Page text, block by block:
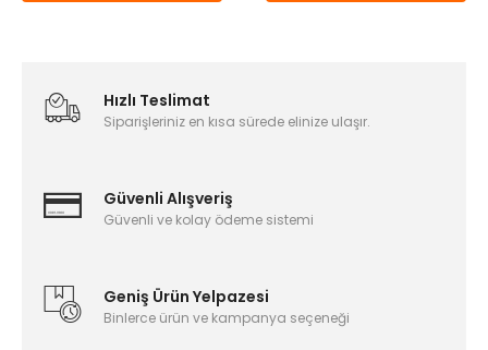
Hızlı Teslimat
Siparişleriniz en kısa sürede elinize ulaşır.
Güvenli Alışveriş
Güvenli ve kolay ödeme sistemi
Geniş Ürün Yelpazesi
Binlerce ürün ve kampanya seçeneği